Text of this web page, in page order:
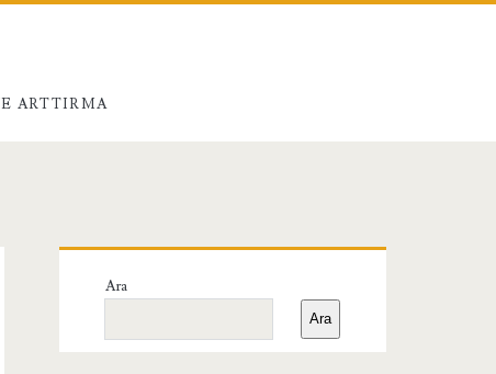
ARTTIRMA
Birincil
Yan
Ara
Ara